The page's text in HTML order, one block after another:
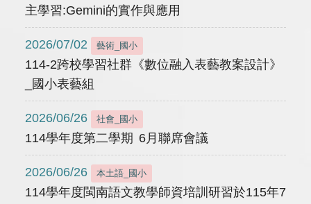
主學習:Gemini的實作與應用
2026/07/02 藝術_國小
114-2跨校學習社群《數位融入表藝教案設計》
_國小表藝組
2026/06/26 社會_國小
114學年度第二學期 6月聯席會議
2026/06/26 本土語_國小
114學年度閩南語文教學師資培訓研習於115年7